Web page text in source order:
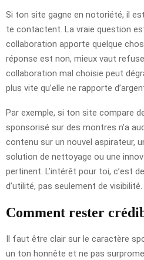
Si ton site gagne en notoriété, il
te contactent. La vraie question
collaboration apporte quelque
réponse est non, mieux vaut
collaboration mal choisie peut
plus vite qu’elle ne rapporte
Par exemple, si ton site compare
sponsorisé sur des montres n’a
contenu sur un nouvel aspirateur,
solution de nettoyage ou une
pertinent. L’intérêt pour toi, c’est
d’utilité, pas seulement de visibilité.
Comment rester
Il faut être clair sur le caractère
un ton honnête et ne pas